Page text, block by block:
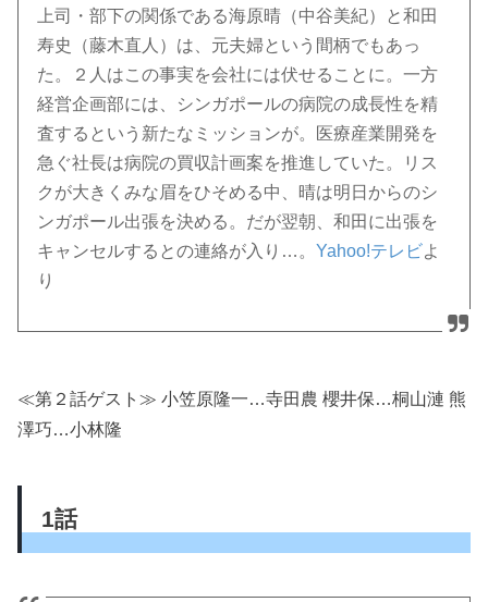
上司・部下の関係である海原晴（中谷美紀）と和田
寿史（藤木直人）は、元夫婦という間柄でもあっ
た。２人はこの事実を会社には伏せることに。一方
経営企画部には、シンガポールの病院の成長性を精
査するという新たなミッションが。医療産業開発を
急ぐ社長は病院の買収計画案を推進していた。リス
クが大きくみな眉をひそめる中、晴は明日からのシ
ンガポール出張を決める。だが翌朝、和田に出張を
キャンセルするとの連絡が入り…。Yahoo!テレビよ
り
≪第２話ゲスト≫ 小笠原隆一…寺田農 櫻井保…桐山漣 熊
澤巧…小林隆
1話